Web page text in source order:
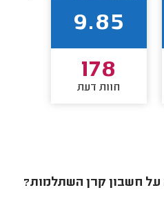
9.85
178
חוות דעת
חשבון קרן השתלמות?